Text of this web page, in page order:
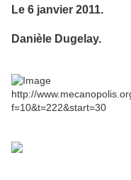
Le 6 janvier 2011.
Danièle Dugelay.
http://
f=10&t=222&start=30